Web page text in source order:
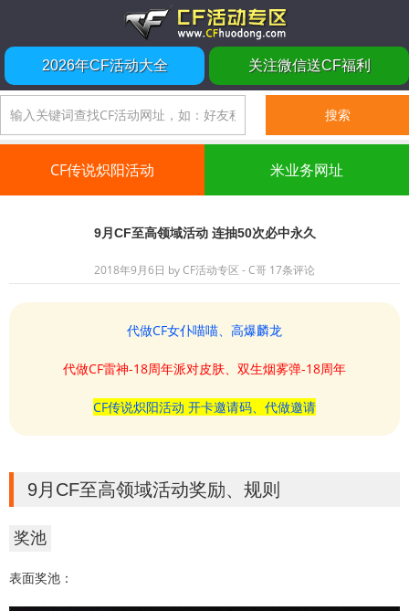
2026年CF活动大全 关注微信送CF福利
CF传说炽阳活动 米业务网址
9月CF至高领域活动 连抽50次必中永久
2018年9月6日 byCF活动专区 - C哥 17条评论
代做CF女仆喵喵、高爆麟龙
代做CF雷神-18周年派对皮肤、双生烟雾弹-18周年
CF传说炽阳活动 开卡邀请码、代做邀请
9月CF至高领域活动奖励、规则
奖池
表面奖池：